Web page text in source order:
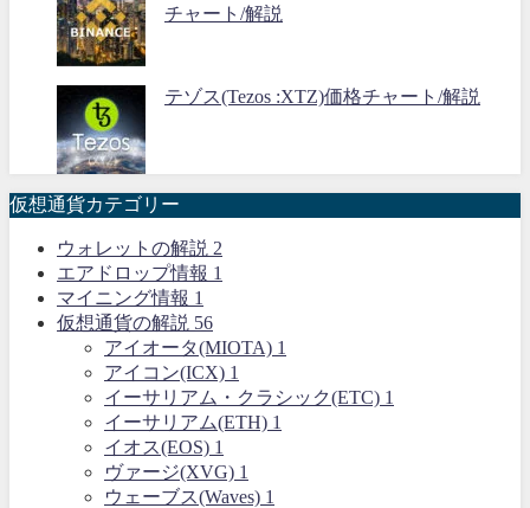
チャート/解説
テゾス(Tezos :XTZ)価格チャート/解説
仮想通貨カテゴリー
ウォレットの解説 2
エアドロップ情報 1
マイニング情報 1
仮想通貨の解説 56
アイオータ(MIOTA) 1
アイコン(ICX) 1
イーサリアム・クラシック(ETC) 1
イーサリアム(ETH) 1
イオス(EOS) 1
ヴァージ(XVG) 1
ウェーブス(Waves) 1